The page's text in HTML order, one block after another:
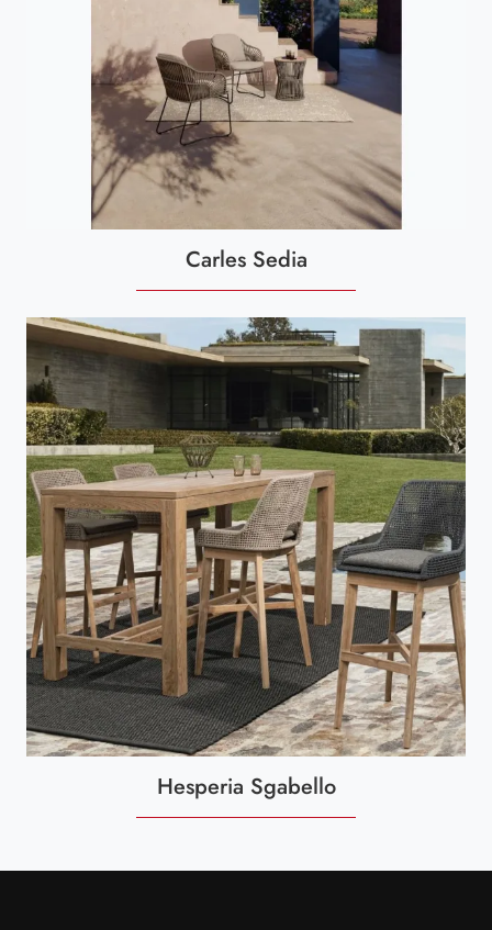
Carles Sedia
Hesperia Sgabello